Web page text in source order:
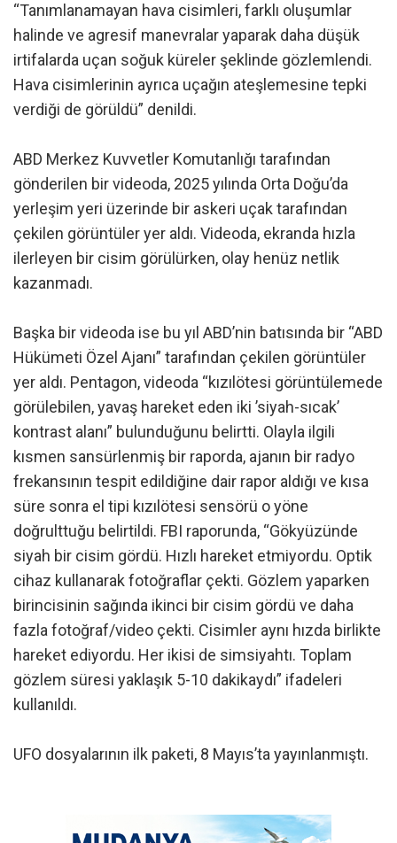
“Tanımlanamayan hava cisimleri, farklı oluşumlar
halinde ve agresif manevralar yaparak daha düşük
irtifalarda uçan soğuk küreler şeklinde gözlemlendi.
Hava cisimlerinin ayrıca uçağın ateşlemesine tepki
verdiği de görüldü” denildi.
ABD Merkez Kuvvetler Komutanlığı tarafından
gönderilen bir videoda, 2025 yılında Orta Doğu’da
yerleşim yeri üzerinde bir askeri uçak tarafından
çekilen görüntüler yer aldı. Videoda, ekranda hızla
ilerleyen bir cisim görülürken, olay henüz netlik
kazanmadı.
Başka bir videoda ise bu yıl ABD’nin batısında bir “ABD
Hükümeti Özel Ajanı” tarafından çekilen görüntüler
yer aldı. Pentagon, videoda “kızılötesi görüntülemede
görülebilen, yavaş hareket eden iki ’siyah-sıcak’
kontrast alanı” bulunduğunu belirtti. Olayla ilgili
kısmen sansürlenmiş bir raporda, ajanın bir radyo
frekansının tespit edildiğine dair rapor aldığı ve kısa
süre sonra el tipi kızılötesi sensörü o yöne
doğrulttuğu belirtildi. FBI raporunda, “Gökyüzünde
siyah bir cisim gördü. Hızlı hareket etmiyordu. Optik
cihaz kullanarak fotoğraflar çekti. Gözlem yaparken
birincisinin sağında ikinci bir cisim gördü ve daha
fazla fotoğraf/video çekti. Cisimler aynı hızda birlikte
hareket ediyordu. Her ikisi de simsiyahtı. Toplam
gözlem süresi yaklaşık 5-10 dakikaydı” ifadeleri
kullanıldı.
UFO dosyalarının ilk paketi, 8 Mayıs’ta yayınlanmıştı.